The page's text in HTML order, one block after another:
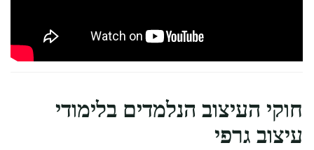
חוקי העיצוב הנלמדים בלימודי
עיצוב גרפי